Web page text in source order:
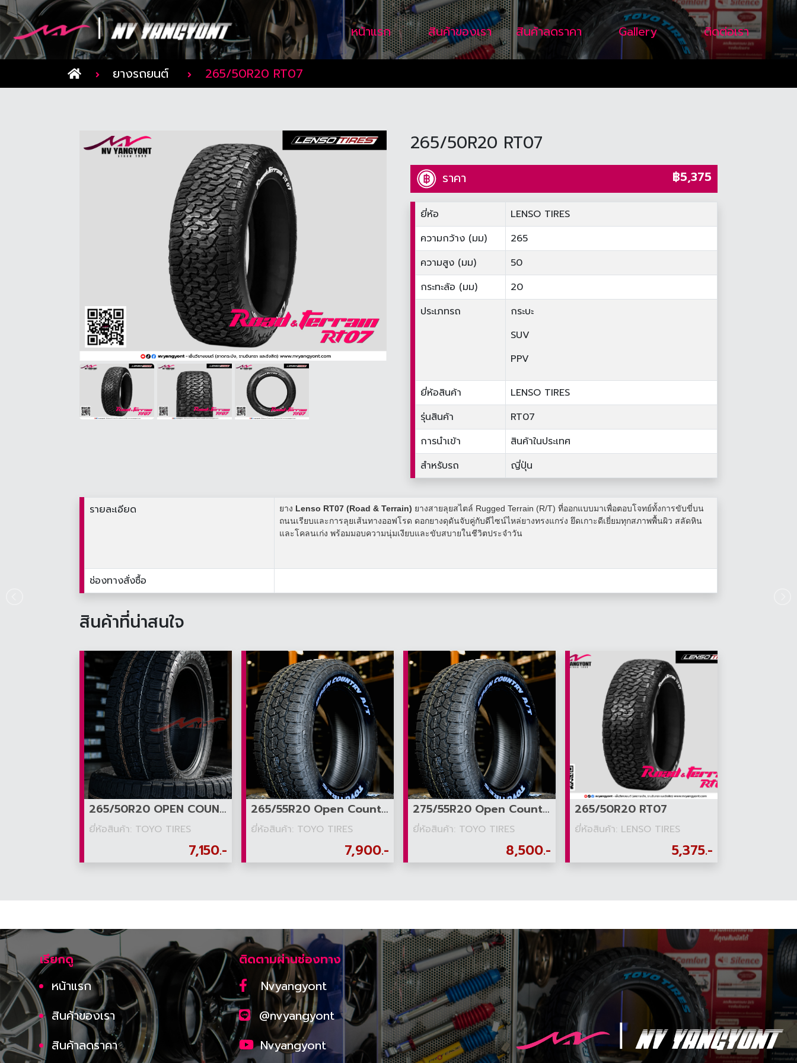
หน้าแรก สินค้าของเรา สินค้าลดราคา Gallery ติดต่อเรา
ยางรถยนต์ 265/50R20 RT07
265/50R20 RT07
ราคา ฿5,375
ยี่ห้อ
LENSO TIRES
ความกว้าง (มม)
265
ความสูง (มม)
50
กระทะล้อ (มม)
20
ประเภทรถ
กระบะ
SUV
PPV
ยี่ห้อสินค้า
LENSO TIRES
รุ่นสินค้า
RT07
การนำเข้า
สินค้าในประเทศ
สำหรับรถ
ญี่ปุ่น
รายละเอียด ยาง Lenso RT07 (Road & Terrain) ยางสายลุยสไตล์ Rugged Terrain (R/T) ที่ออกแบบมาเพื่อตอบโจทย์ทั้งการขับขี่บน
ถนนเรียบและการลุยเส้นทางออฟโรด ดอกยางดุดันจับคู่กับดีไซน์ไหล่ยางทรงแกร่ง ยึดเกาะดีเยี่ยมทุกสภาพพื้นผิว สลัดหิน
และโคลนเก่ง พร้อมมอบความนุ่มเงียบและขับสบายในชีวิตประจำวัน
ช่องทางสั่งซื้อ
สินค้าที่น่าสนใจ
265/50R20 OPEN COUNTRY A/T III
ยี่ห้อสินค้า: TOYO TIRES
7,150.-
265/55R20 Open Country AT3 white letter
ยี่ห้อสินค้า: TOYO TIRES
7,900.-
275/55R20 Open Country AT3 White Letter
ยี่ห้อสินค้า: TOYO TIRES
8,500.-
265/50R20 RT07
ยี่ห้อสินค้า: LENSO TIRES
5,375.-
เรียกดู
หน้าแรก
สินค้าของเรา
สินค้าลดราคา
ติดตามผ่านช่องทาง
Nvyangyont
@nvyangyont
Nvyangyont